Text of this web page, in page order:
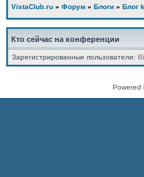
VistaClub.ru » Форум » Блоги » Блог
Кто сейчас на конференции
Зарегистрированные пользователи:
Powered